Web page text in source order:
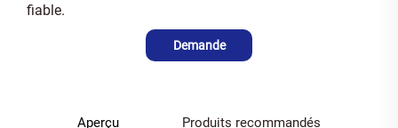
fiable.
Demande
Aperçu Produits recommandés